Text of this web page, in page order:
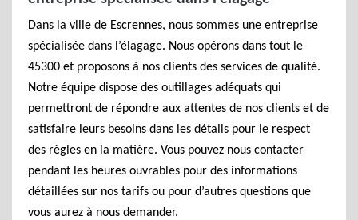
Dans la ville de Escrennes, nous sommes une entreprise
spécialisée dans l’élagage. Nous opérons dans tout le
45300 et proposons à nos clients des services de qualité.
Notre équipe dispose des outillages adéquats qui
permettront de répondre aux attentes de nos clients et de
satisfaire leurs besoins dans les détails pour le respect
des règles en la matière. Vous pouvez nous contacter
pendant les heures ouvrables pour des informations
détaillées sur nos tarifs ou pour d’autres questions que
vous aurez à nous demander.